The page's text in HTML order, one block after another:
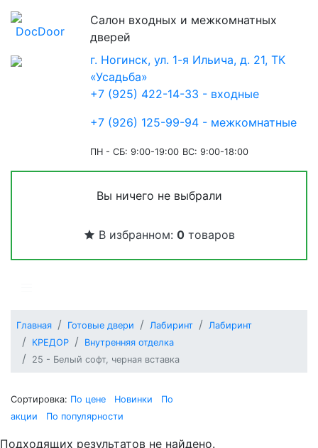
Салон входных и межкомнатных
дверей
г. Ногинск, ул. 1-я Ильича, д. 21, ТК
«Усадьба»
+7 (925) 422-14-33 - входные
+7 (926) 125-99-94 - межкомнатные
ПН - СБ: 9:00-19:00 ВС: 9:00-18:00
Вы ничего не выбрали
В избранном: 0товаров
Главная Готовые двери Лабиринт
Лабиринт
КРЕДОР
Внутренняя отделка
25 - Белый софт, черная вставка
Сортировка: По цене Новинки
По
акции
По популярности
Подходящих результатов не найдено.